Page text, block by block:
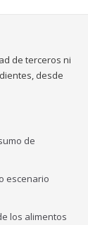
de terceros ni
desde
de
escenario
los alimentos